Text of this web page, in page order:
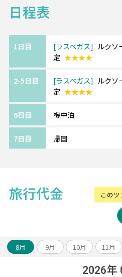
日程表
1日目 ラスベガス
ルクソ
定 ★★★★
2-5日目 ラスベガス
ルクソ
定 ★★★★
6日目 機中泊
7日目 帰国
旅行代金 この
8月 9月 10月 11月
2026年